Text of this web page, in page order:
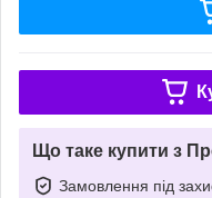
Що таке купити з
Замовлення під